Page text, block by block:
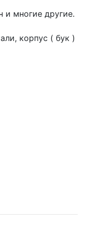
и многие другие.
корпус ( бук )